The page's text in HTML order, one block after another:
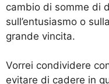
cambio di somme di
sull’entusiasmo o
grande vincita.
Vorrei condividere
evitare di cadere in